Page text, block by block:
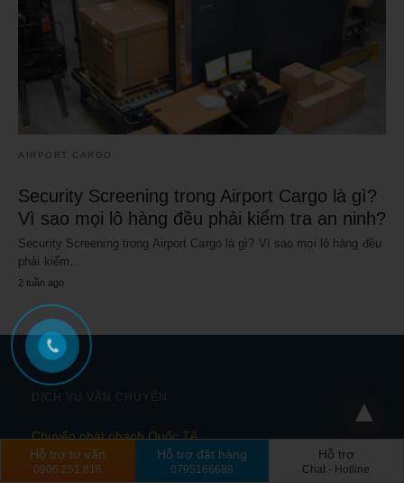
AIRPORT CARGO
Security Screening trong Airport Cargo là gì?
Vì sao mọi lô hàng đều phải kiểm tra an ninh?
Security Screening trong Airport Cargo là gì? Vì sao mọi lô hàng đều
phải kiểm…
2 tuần ago
DỊCH VỤ VẬN CHUYỂN
Chuyển phát nhanh Quốc Tế
Chuyển Phát Nhanh Trong Nước
Hỗ trợ tư vấn
0906.251.816
Hỗ trợ đặt hàng
0795166689
Hỗ trợ
Chat - Hotline